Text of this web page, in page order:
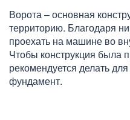
Ворота – основная
территорию. Благодаря
проехать на машине во
Чтобы конструкция была
рекомендуется делать
фундамент.